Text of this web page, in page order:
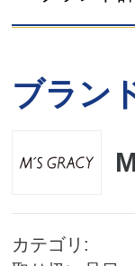
ブラン
カテゴリ